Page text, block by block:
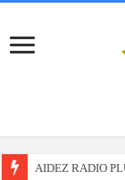
AIDEZ RADIO